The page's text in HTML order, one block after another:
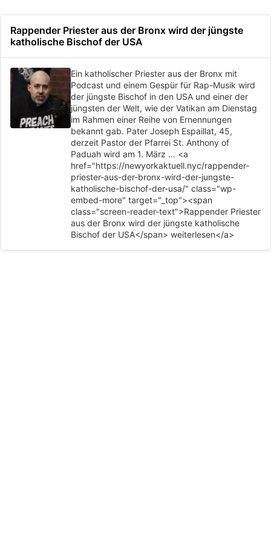
Rappender Priester aus der Bronx wird der jüngste
katholische Bischof der USA
Ein katholischer Priester aus der Bronx mit
Podcast und einem Gespür für Rap-Musik wird
der jüngste Bischof in den USA und einer der
jüngsten der Welt, wie der Vatikan am Dienstag
im Rahmen einer Reihe von Ernennungen
bekannt gab. Pater Joseph Espaillat, 45,
derzeit Pastor der Pfarrei St. Anthony of
Paduah wird am 1. März … <a
href="https://newyorkaktuell.nyc/rappender-
priester-aus-der-bronx-wird-der-jungste-
katholische-bischof-der-usa/" class="wp-
embed-more" target="_top"><span
class="screen-reader-text">Rappender Priester
aus der Bronx wird der jüngste katholische
Bischof der USA</span> weiterlesen</a>